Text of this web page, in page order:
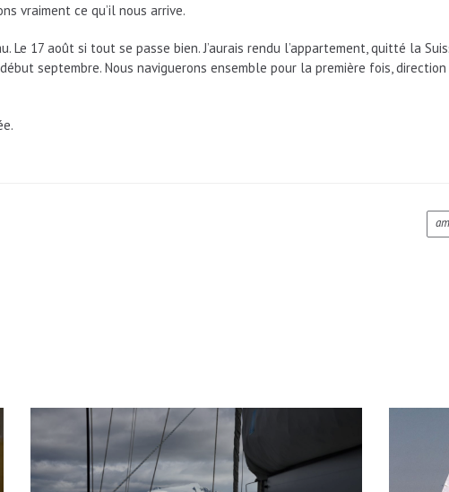
vraiment ce qu’il nous arrive.
Le 17 août si tout se passe bien. J’aurais rendu l’appartement, quitté la
septembre. Nous naviguerons ensemble pour la première fois,